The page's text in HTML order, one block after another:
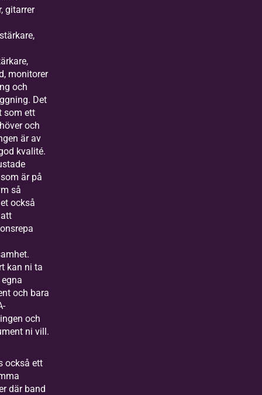
gitarrer
monitorer
och
Det
som ett
och
är av
kvalité.
är på
så
också
kan ni ta
och bara
och
ni vill.
också ett
där band